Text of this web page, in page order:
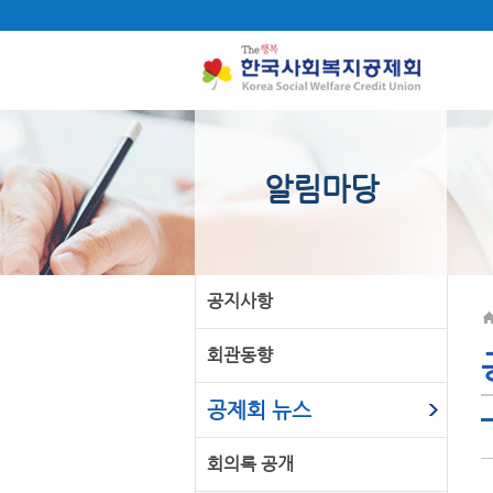
알림마당
공지사항
회관동향
공제회 뉴스
회의록 공개